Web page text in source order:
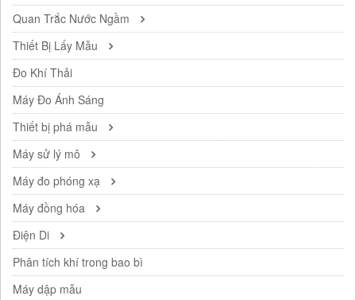
Quan Trắc Nước Ngầm
Thiết Bị Lấy Mẫu
Đo Khí Thải
Máy Đo Ánh Sáng
Thiết bị phá mẫu
Máy sử lý mô
Máy đo phóng xạ
Máy đồng hóa
Điện Di
Phân tích khí trong bao bì
Máy dập mẫu